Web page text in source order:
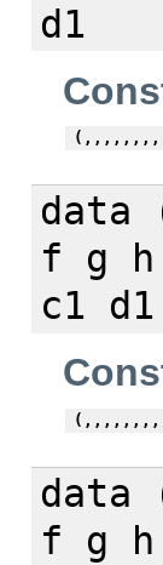
d1
data
f g
c1
data
f g